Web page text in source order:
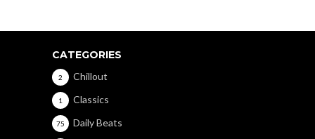
CATEGORIES
Chillout
2
Classics
1
Daily Beats
75